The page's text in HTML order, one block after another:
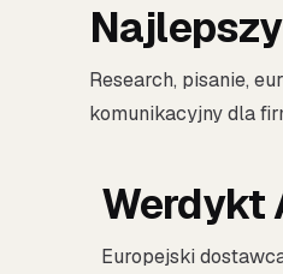
Research, pisanie,
komunikacyjny dla
Werdykt
Europejski